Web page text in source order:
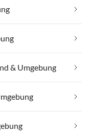
& Umgebung